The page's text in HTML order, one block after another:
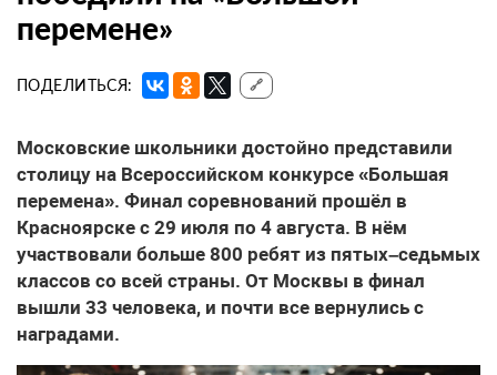
перемене»
ПОДЕЛИТЬСЯ: 🔗
Московские школьники достойно представили
столицу на Всероссийском конкурсе «Большая
перемена». Финал соревнований прошёл в
Красноярске с 29 июля по 4 августа. В нём
участвовали больше 800 ребят из пятых–седьмых
классов со всей страны. От Москвы в финал
вышли 33 человека, и почти все вернулись с
наградами.